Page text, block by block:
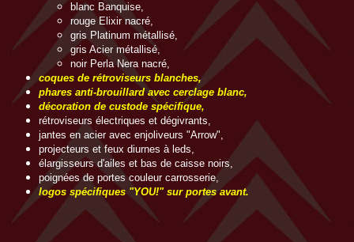
blanc Banquise,
rouge Elixir nacré,
gris Platinum métallisé,
gris Acier métallisé,
noir Perla Nera nacré,
coques de rétroviseurs blanches,
phares anti-brouillard avec cerclage blanc,
décoration de custode spécifique,
rétroviseurs électriques et dégivrants,
jantes en acier avec enjoliveurs "Arrow",
projecteurs et feux diurnes à leds,
élargisseurs d'ailes et bas de caisse noirs,
poignées de portes couleur carrosserie,
logos spécifiques "YOU!" sur portes avant.